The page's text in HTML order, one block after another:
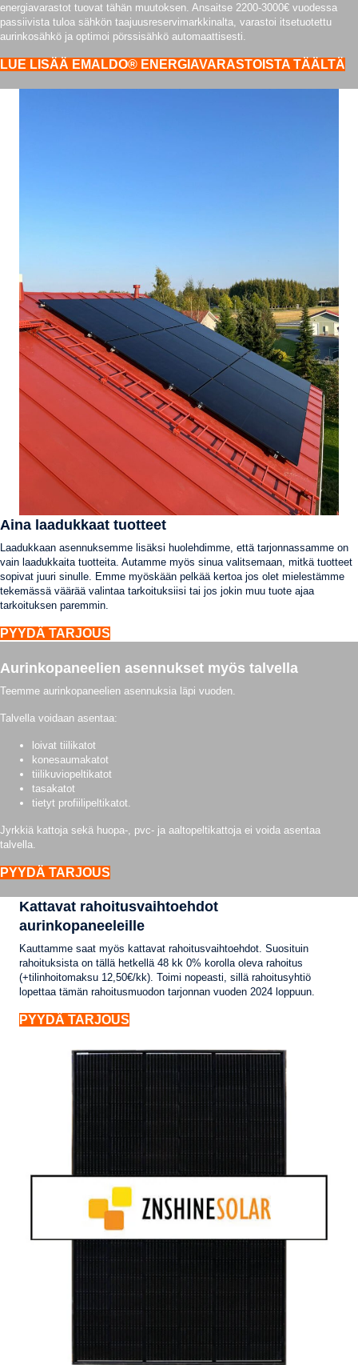
energiavarastot tuovat tähän muutoksen. Ansaitse 2200-3000€ vuodessa
passiivista tuloa sähkön taajuusreservimarkkinalta, varastoi itsetuotettu
aurinkosähkö ja optimoi pörssisähkö automaattisesti.
LUE LISÄÄ EMALDO® ENERGIAVARASTOISTA TÄÄLTÄ
Aina laadukkaat tuotteet
Laadukkaan asennuksemme lisäksi huolehdimme, että tarjonnassamme on
vain laadukkaita tuotteita. Autamme myös sinua valitsemaan, mitkä tuotteet
sopivat juuri sinulle. Emme myöskään pelkää kertoa jos olet mielestämme
tekemässä väärää valintaa tarkoituksiisi tai jos jokin muu tuote ajaa
tarkoituksen paremmin.
PYYDÄ TARJOUS
Aurinkopaneelien asennukset myös talvella
Teemme aurinkopaneelien asennuksia läpi vuoden.
Talvella voidaan asentaa:
loivat tiilikatot
konesaumakatot
tiilikuviopeltikatot
tasakatot
tietyt profiilipeltikatot.
Jyrkkiä kattoja sekä huopa-, pvc- ja aaltopeltikattoja ei voida asentaa
talvella.
PYYDÄ TARJOUS
Kattavat rahoitusvaihtoehdot
aurinkopaneeleille
Kauttamme saat myös kattavat rahoitusvaihtoehdot. Suosituin
rahoituksista on tällä hetkellä 48 kk 0% korolla oleva rahoitus
(+tilinhoitomaksu 12,50€/kk). Toimi nopeasti, sillä rahoitusyhtiö
lopettaa tämän rahoitusmuodon tarjonnan vuoden 2024 loppuun.
PYYDÄ TARJOUS